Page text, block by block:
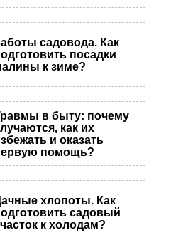
садовода. Как
посадки
к зиме?
в быту: почему
как их
и оказать
помощь?
хлопоты. Как
садовый
к холодам?